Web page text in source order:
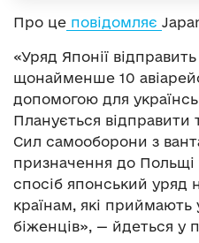
Про це повідомляє
«Уряд Японії
щонайменше 10
допомогою для
Планується відправити
Сил самооборони з
призначення до Польщі
спосіб японський уряд
країнам, які приймають
біженців», — йдеться у